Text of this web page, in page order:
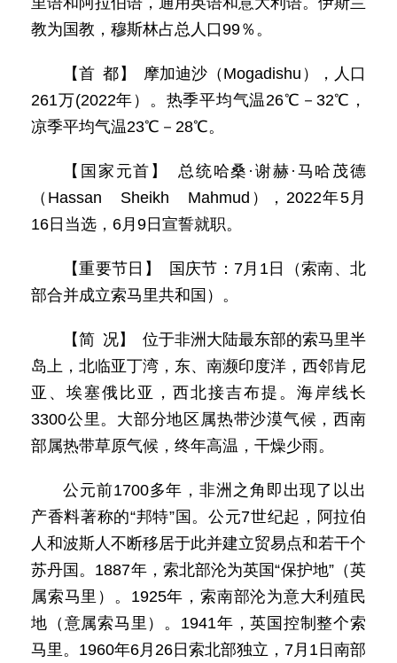
教为国教，穆斯林占总人口99％。
【首 都】 摩加迪沙（Mogadishu），人口
261万(2022年）。热季平均气温26℃－32℃，
凉季平均气温23℃－28℃。
【国家元首】 总统哈桑·谢赫·马哈茂德
（Hassan Sheikh Mahmud），2022年5月
16日当选，6月9日宣誓就职。
【重要节日】 国庆节：7月1日（索南、北
部合并成立索马里共和国）。
【简 况】 位于非洲大陆最东部的索马里半
岛上，北临亚丁湾，东、南濒印度洋，西邻肯尼
亚、埃塞俄比亚，西北接吉布提。海岸线长
3300公里。大部分地区属热带沙漠气候，西南
部属热带草原气候，终年高温，干燥少雨。
公元前1700多年，非洲之角即出现了以出
产香料著称的“邦特”国。公元7世纪起，阿拉伯
人和波斯人不断移居于此并建立贸易点和若干个
苏丹国。1887年，索北部沦为英国“保护地”（英
属索马里）。1925年，索南部沦为意大利殖民
地（意属索马里）。1941年，英国控制整个索
马里。1960年6月26日索北部独立，7月1日南部